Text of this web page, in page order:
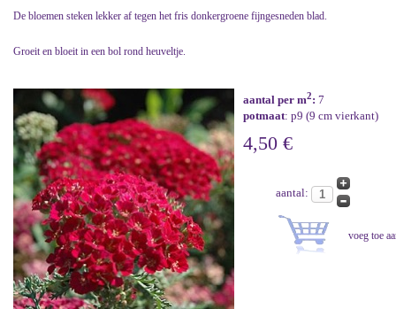
De bloemen steken lekker af tegen het fris donkergroene fijngesneden blad.
Groeit en bloeit in een bol rond heuveltje.
aantal per m2: 7
potmaat: p9 (9 cm vierkant)
4,50 €
aantal: